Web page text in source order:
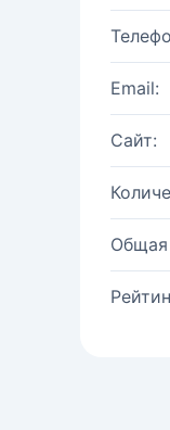
Email:
Сайт: